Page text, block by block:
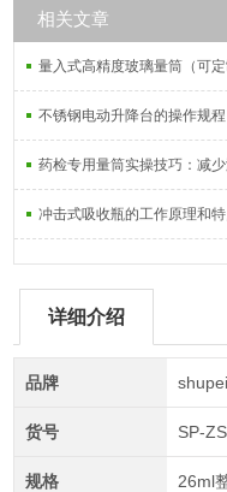
相关文章
量入式高精度玻璃量筒（可
不锈钢电动升降台的操作规程
药检专用量筒实操技巧：减
冲击式吸收瓶的工作原理和
详细介绍
品牌
货号 SP-
规格 26ml